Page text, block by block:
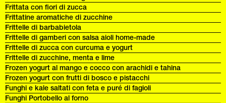
Frittata con fiori di zucca
Frittatine aromatiche di zucchine
Frittelle di barbabietola
Frittelle di gamberi con salsa aioli home-made
Frittelle di zucca con curcuma e yogurt
Frittelle di zucchine, menta e lime
Frozen yogurt al mango e cocco con arachidi e tahina
Frozen yogurt con frutti di bosco e pistacchi
Funghi e kale saltati con feta e puré di fagioli
Funghi Portobello al forno